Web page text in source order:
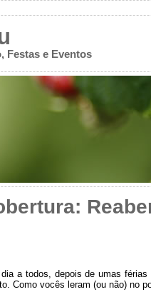
Festas e Eventos
dia a todos, depois de umas
Como vocês leram (ou não) no